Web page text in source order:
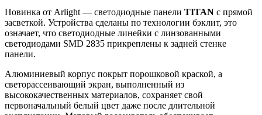
Новинка от Arlight — светодиодные панели TITAN с прямой
засветкой. Устройства сделаны по технологии бэклит, это
означает, что светодиодные линейки с линзованными
светодиодами SMD 2835 прикреплены к задней стенке
панели.
Алюминиевый корпус покрыт порошковой краской, а
светорассеивающий экран, выполненный из
высококачественных материалов, сохраняет свой
первоначальный белый цвет даже после длительной